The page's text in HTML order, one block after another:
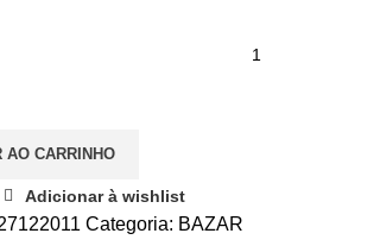
AO CARRINHO
Adicionar à wishlist
Categoria: BAZAR